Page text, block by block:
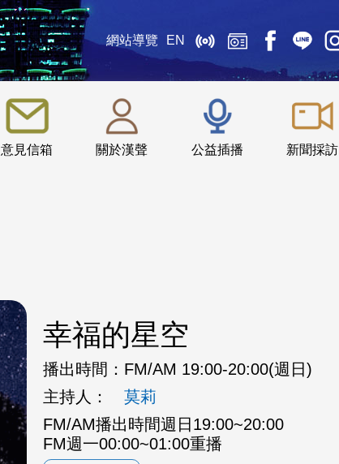
網站導覽 EN
意見信箱 關於漢聲 公益插播 新聞採訪
:::
幸福的星空
播出時間： FM/AM 19:00-20:00(週日)
主持人：
莫莉
FM/AM播出時間週日19:00~20:00
FM週一00:00~01:00重播